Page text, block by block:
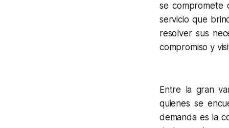
se compromete
servicio que
resolver sus
compromiso y
Entre la gran
quienes se
demanda es la